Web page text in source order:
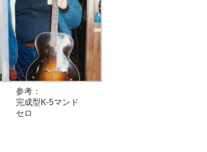
参考：
完成型K-5マンド
セロ